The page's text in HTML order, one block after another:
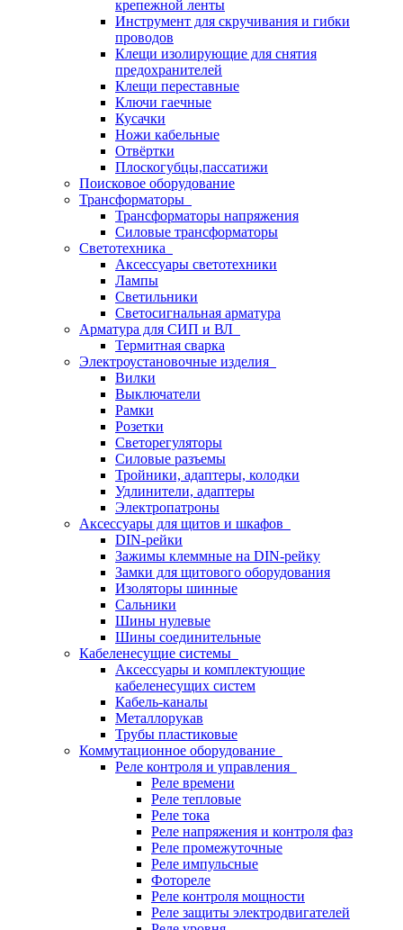
крепежной ленты
Инструмент для скручивания и гибки
проводов
Клещи изолирующие для снятия
предохранителей
Клещи переставные
Ключи гаечные
Кусачки
Ножи кабельные
Отвёртки
Плоскогубцы,пассатижи
Поисковое оборудование
Трансформаторы
Трансформаторы напряжения
Силовые трансформаторы
Светотехника
Аксессуары светотехники
Лампы
Светильники
Светосигнальная арматура
Арматура для СИП и ВЛ
Термитная сварка
Электроустановочные изделия
Вилки
Выключатели
Рамки
Розетки
Светорегуляторы
Силовые разъемы
Тройники, адаптеры, колодки
Удлинители, адаптеры
Электропатроны
Аксессуары для щитов и шкафов
DIN-рейки
Зажимы клеммные на DIN-рейку
Замки для щитового оборудования
Изоляторы шинные
Сальники
Шины нулевые
Шины соединительные
Кабеленесущие системы
Аксессуары и комплектующие
кабеленесущих систем
Кабель-каналы
Металлорукав
Трубы пластиковые
Коммутационное оборудование
Реле контроля и управления
Реле времени
Реле тепловые
Реле тока
Реле напряжения и контроля фаз
Реле промежуточные
Реле импульсные
Фотореле
Реле контроля мощности
Реле защиты электродвигателей